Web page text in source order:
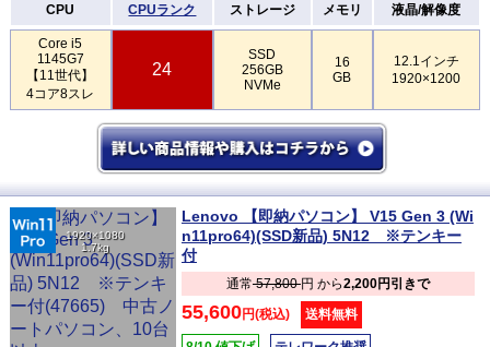
CPU CPUランク ストレージ メモリ 液晶/解像度
Core i5
1145G7
【11世代】
4コア8スレ
24
SSD
256GB
NVMe
16
GB
12.1インチ
1920×1200
1920×1080
1.7kg
Lenovo 【即納パソコン】 V15 Gen 3 (Wi
n11pro64)(SSD新品) 5N12 ※テンキー
付
通常57,800円 から2,200円引きで
55,600円(税込) 送料無料